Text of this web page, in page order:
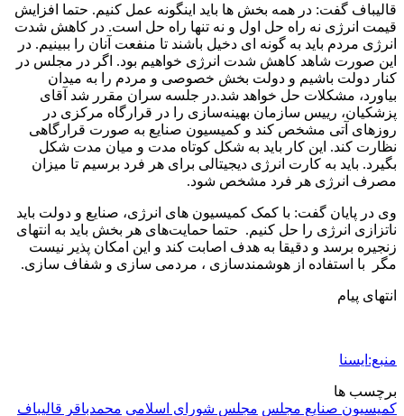
قالیباف گفت: در همه بخش ها باید اینگونه عمل کنیم. حتما افزایش
قیمت انرژی نه راه حل اول و نه تنها راه حل است. در کاهش شدت
انرژی مردم باید به گونه ای دخیل باشند تا منفعت آنان را ببینیم. در
این صورت شاهد کاهش شدت انرژی خواهیم بود. اگر در مجلس در
کنار دولت باشیم و دولت بخش خصوصی و مردم را به میدان
بیاورد، مشکلات حل خواهد شد.در جلسه سران مقرر شد آقای
پزشکیان، رییس سازمان بهینه‌سازی را در قرارگاه مرکزی در
روزهای آتی مشخص کند و کمیسیون صنایع به صورت قرارگاهی
نظارت کند. این کار باید به شکل کوتاه مدت و میان مدت شکل
بگیرد. باید به کارت انرژی دیجیتالی برای هر فرد برسیم تا میزان
مصرف انرژی هر فرد مشخص شود.
وی در پایان گفت: با کمک کمیسیون های انرژی، صنایع و دولت باید
ناتزازی انرژی را حل کنیم. حتما حمایت‌های هر بخش باید به انتهای
زنجیره برسد و دقیقا به هدف اصابت کند و این امکان پذیر نیست
مگر با استفاده از هوشمندسازی ، مردمی سازی و شفاف سازی.
انتهای پیام
منبع:ایسنا
برچسب ها
کمیسیون صنایع مجلس مجلس شورای اسلامی محمدباقر قالیباف